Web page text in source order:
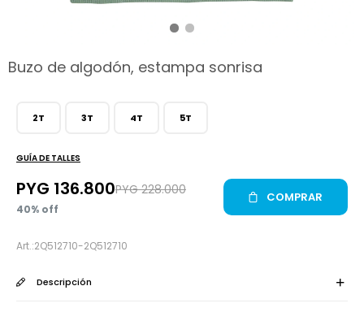
Buzo de algodón, estampa sonrisa
2Q512710-2Q512710
2T 3T 4T 5T
GUÍA DE TALLES
PYG 136.800PYG 228.000
40
COMPRAR
Descripción